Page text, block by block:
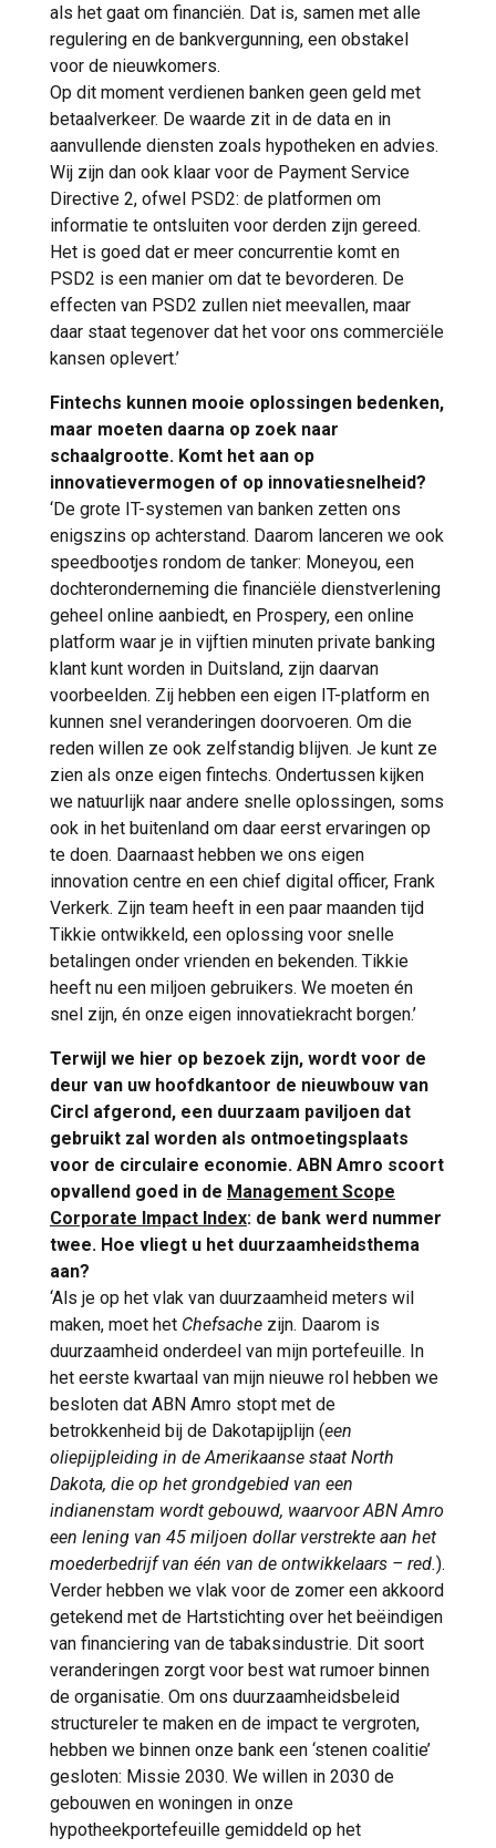
als het gaat om financiën. Dat is, samen met alle
regulering en de bankvergunning, een obstakel
voor de nieuwkomers.
Op dit moment verdienen banken geen geld met
betaalverkeer. De waarde zit in de data en in
aanvullende diensten zoals hypotheken en advies.
Wij zijn dan ook klaar voor de Payment Service
Directive 2, ofwel PSD2: de platformen om
informatie te ontsluiten voor derden zijn gereed.
Het is goed dat er meer concurrentie komt en
PSD2 is een manier om dat te bevorderen. De
effecten van PSD2 zullen niet meevallen, maar
daar staat tegenover dat het voor ons commerciële
kansen oplevert.’
Fintechs kunnen mooie oplossingen bedenken,
maar moeten daarna op zoek naar
schaalgrootte. Komt het aan op
innovatievermogen of op innovatiesnelheid?
‘De grote IT-systemen van banken zetten ons
enigszins op achterstand. Daarom lanceren we ook
speedbootjes rondom de tanker: Moneyou, een
dochteronderneming die financiële dienstverlening
geheel online aanbiedt, en Prospery, een online
platform waar je in vijftien minuten private banking
klant kunt worden in Duitsland, zijn daarvan
voorbeelden. Zij hebben een eigen IT-platform en
kunnen snel veranderingen doorvoeren. Om die
reden willen ze ook zelfstandig blijven. Je kunt ze
zien als onze eigen fintechs. Ondertussen kijken
we natuurlijk naar andere snelle oplossingen, soms
ook in het buitenland om daar eerst ervaringen op
te doen. Daarnaast hebben we ons eigen
innovation centre en een chief digital officer, Frank
Verkerk. Zijn team heeft in een paar maanden tijd
Tikkie ontwikkeld, een oplossing voor snelle
betalingen onder vrienden en bekenden. Tikkie
heeft nu een miljoen gebruikers. We moeten én
snel zijn, én onze eigen innovatiekracht borgen.’
Terwijl we hier op bezoek zijn, wordt voor de
deur van uw hoofdkantoor de nieuwbouw van
Circl afgerond, een duurzaam paviljoen dat
gebruikt zal worden als ontmoetingsplaats
voor de circulaire economie. ABN Amro scoort
opvallend goed in de Management Scope
Corporate Impact Index: de bank werd nummer
twee. Hoe vliegt u het duurzaamheidsthema
aan?
‘Als je op het vlak van duurzaamheid meters wil
maken, moet het Chefsache zijn. Daarom is
duurzaamheid onderdeel van mijn portefeuille. In
het eerste kwartaal van mijn nieuwe rol hebben we
besloten dat ABN Amro stopt met de
betrokkenheid bij de Dakotapijplijn (een
oliepijpleiding in de Amerikaanse staat North
Dakota, die op het grondgebied van een
indianenstam wordt gebouwd, waarvoor ABN Amro
een lening van 45 miljoen dollar verstrekte aan het
moederbedrijf van één van de ontwikkelaars – red.).
Verder hebben we vlak voor de zomer een akkoord
getekend met de Hartstichting over het beëindigen
van financiering van de tabaksindustrie. Dit soort
veranderingen zorgt voor best wat rumoer binnen
de organisatie. Om ons duurzaamheidsbeleid
structureler te maken en de impact te vergroten,
hebben we binnen onze bank een ‘stenen coalitie’
gesloten: Missie 2030. We willen in 2030 de
gebouwen en woningen in onze
hypotheekportefeuille gemiddeld op het